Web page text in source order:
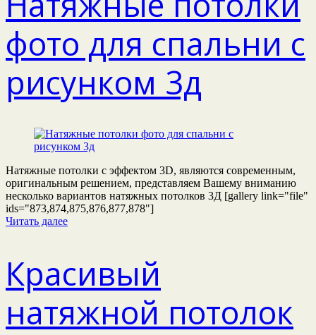
фото для спальни с
рисунком 3д
Натяжные потолки с эффектом 3D, являются современным,
оригинальным решением, представляем Вашему вниманию
несколько вариантов натяжных потолков 3Д [gallery link="file"
ids="873,874,875,876,877,878"]
Читать далее
Красивый
натяжной потолок